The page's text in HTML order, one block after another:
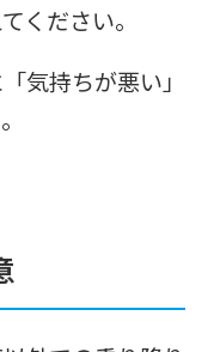
ください。
気持ちが悪い」